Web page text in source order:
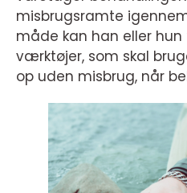
misbrugsramte
måde kan han eller
værktøjer, som skal
op uden misbrug, når